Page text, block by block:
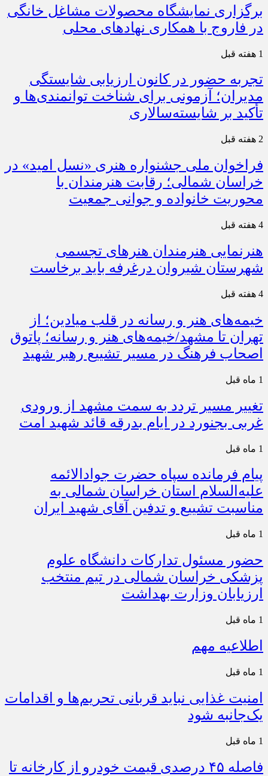
برگزاری نمایشگاه محصولات مشاغل خانگی
در فاروج با همکاری نهادهای محلی
1 هفته قبل
تجربه حضور در کانون ارزیابی شایستگی
مدیران؛ آزمونی برای شناخت توانمندی‌ها و
تأکید بر شایسته‌سالاری
2 هفته قبل
فراخوان ملی جشنواره هنری «نسل امید» در
خراسان شمالی؛ رقابت هنرمندان با
محوریت خانواده و جوانی جمعیت
4 هفته قبل
هنرنمایی هنرمندان هنرهای تجسمی
شهرستان شیروان درغرفه باید برخاست
4 هفته قبل
خیمه‌های هنر و رسانه در قلب میادین؛ از
تهران تا مشهد/خیمه‌های هنر و رسانه؛ پاتوق
اصحاب فرهنگ در مسیر تشییع رهبر شهید
1 ماه قبل
تغییر مسیر تردد به سمت مشهد از ورودی
غربی بجنورد در ایام بدرقه قائد شهید امت
1 ماه قبل
پیام فرمانده سپاه حضرت جوادالائمه
علیه‌السلام استان خراسان شمالی به
مناسبت تشییع و تدفین آقای شهید ایران
1 ماه قبل
حضور مسئول تدارکات دانشگاه علوم
پزشکی خراسان شمالی در تیم منتخب
ارزیابان وزارت بهداشت
1 ماه قبل
اطلاعیه مهم
1 ماه قبل
امنیت غذایی نباید قربانی تحریم‌ها و اقدامات
یک‌جانبه شود
1 ماه قبل
فاصله ۴۵ درصدی قیمت خودرو از کارخانه تا